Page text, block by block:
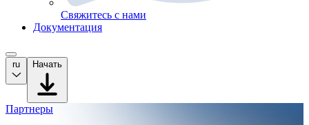
Свяжитесь с нами
Документация
ru Начать
Партнеры